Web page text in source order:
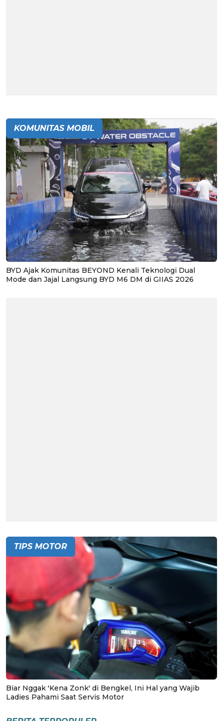
KOMUNITAS MOBIL
BYD Ajak Komunitas BEYOND Kenali Teknologi Dual
Mode dan Jajal Langsung BYD M6 DM di GIIAS 2026
TIPS MOTOR
Biar Nggak 'Kena Zonk' di Bengkel, Ini Hal yang Wajib
Ladies Pahami Saat Servis Motor